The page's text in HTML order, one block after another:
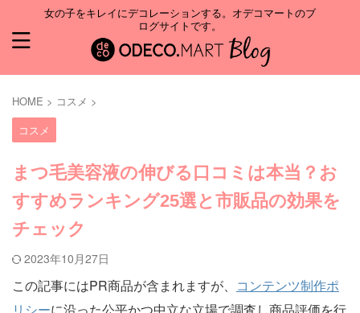
女の子をキレイにデコレーションする。オデコマートのブ
ログサイトです。
HOME > コスメ >
コスメ
まつ毛美容液の伸びる口コミは本当？お
すすめランキング25選と市販品の効果を
チェック
2023年10月27日
この記事にはPR商品が含まれますが、 コンテンツ制作ポ